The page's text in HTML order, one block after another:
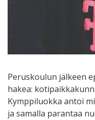
Peruskoulun jälkeen
hakea:
Kymppiluokka antoi
ja samalla parantaa